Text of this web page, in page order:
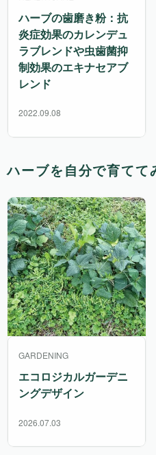
ハーブの歯磨き粉：抗
炎症効果のカレンデュ
ラブレンドや虫歯菌抑
制効果のエキナセアブ
レンド
2022.09.08
ハーブを自分で育てて
GARDENING
エコロジカルガーデニ
ングデザイン
2026.07.03